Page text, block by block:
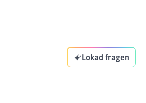
Lokad fragen